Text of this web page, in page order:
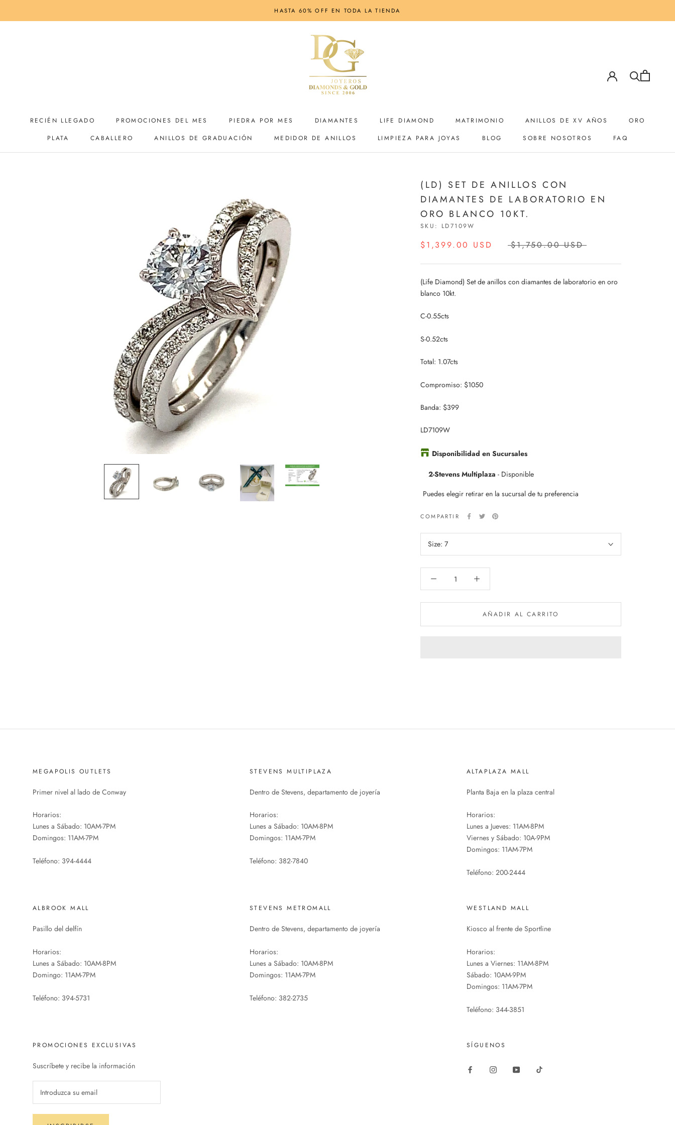
HASTA 60% OFF EN TODA LA TIENDA
RECIÉN LLEGADO PROMOCIONES DEL MES PIEDRA POR MES DIAMANTES LIFE DIAMOND MATRIMONIO ANILLOS DE XV AÑOS
ORO
PLATA
CABALLERO
ANILLOS DE GRADUACIÓN
MEDIDOR DE ANILLOS
LIMPIEZA PARA JOYAS
BLOG
SOBRE NOSOTROS
FAQ
(LD) SET DE ANILLOS CON
DIAMANTES DE LABORATORIO EN
ORO BLANCO 10KT.
SKU: LD7109W
$1,399.00 USD $1,750.00 USD
(Life Diamond) Set de anillos con diamantes de laboratorio en oro
blanco 10kt.
C-0.55cts
S-0.52cts
Total: 1.07cts
Compromiso: $1050
Banda: $399
LD7109W
Disponibilidad en Sucursales
2-Stevens Multiplaza - Disponible
Puedes elegir retirar en la sucursal de tu preferencia
COMPARTIR
Size: 7
AÑADIR AL CARRITO
MEGAPOLIS OUTLETS
Primer nivel al lado de Conway
Horarios:
Lunes a Sábado: 10AM-7PM
Domingos: 11AM-7PM
Teléfono: 394-4444
STEVENS MULTIPLAZA
Dentro de Stevens, departamento de joyería
Horarios:
Lunes a Sábado: 10AM-8PM
Domingos: 11AM-7PM
Teléfono: 382-7840
ALTAPLAZA MALL
Planta Baja en la plaza central
Horarios:
Lunes a Jueves: 11AM-8PM
Viernes y Sábado: 10A-9PM
Domingos: 11AM-7PM
Teléfono: 200-2444
ALBROOK MALL
Pasillo del delfín
Horarios:
Lunes a Sábado: 10AM-8PM
Domingo: 11AM-7PM
Teléfono: 394-5731
STEVENS METROMALL
Dentro de Stevens, departamento de joyería
Horarios:
Lunes a Sábado: 10AM-8PM
Domingos: 11AM-7PM
Teléfono: 382-2735
WESTLAND MALL
Kiosco al frente de Sportline
Horarios:
Lunes a Viernes: 11AM-8PM
Sábado: 10AM-9PM
Domingos: 11AM-7PM
Teléfono: 344-3851
PROMOCIONES EXCLUSIVAS
Suscríbete y recibe la información
SÍGUENOS